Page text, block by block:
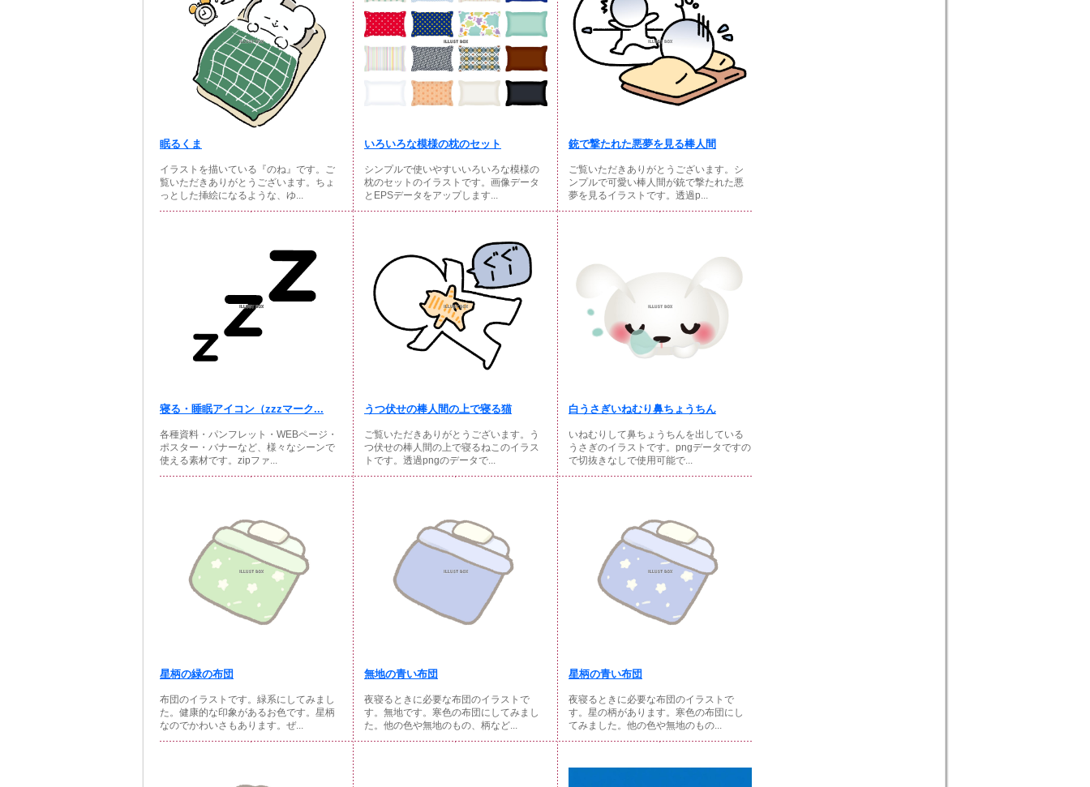
眠るくま
イラストを描いている『のね』です。ご
覧いただきありがとうございます。ちょ
っとした挿絵になるような、ゆ...
いろいろな模様の枕のセット
シンプルで使いやすいいろいろな模様の
枕のセットのイラストです。画像データ
とEPSデータをアップします...
銃で撃たれた悪夢を見る棒人間
ご覧いただきありがとうございます。シ
ンプルで可愛い棒人間が銃で撃たれた悪
夢を見るイラストです。透過p...
寝る・睡眠アイコン（zzzマーク...
各種資料・パンフレット・WEBページ・
ポスター・バナーなど、様々なシーンで
使える素材です。zipファ...
うつ伏せの棒人間の上で寝る猫
ご覧いただきありがとうございます。う
つ伏せの棒人間の上で寝るねこのイラス
トです。透過pngのデータで...
白うさぎいねむり鼻ちょうちん
いねむりして鼻ちょうちんを出している
うさぎのイラストです。pngデータですの
で切抜きなしで使用可能で...
星柄の緑の布団
布団のイラストです。緑系にしてみまし
た。健康的な印象があるお色です。星柄
なのでかわいさもあります。ぜ...
無地の青い布団
夜寝るときに必要な布団のイラストで
す。無地です。寒色の布団にしてみまし
た。他の色や無地のもの、柄など...
星柄の青い布団
夜寝るときに必要な布団のイラストで
す。星の柄があります。寒色の布団にし
てみました。他の色や無地のもの...